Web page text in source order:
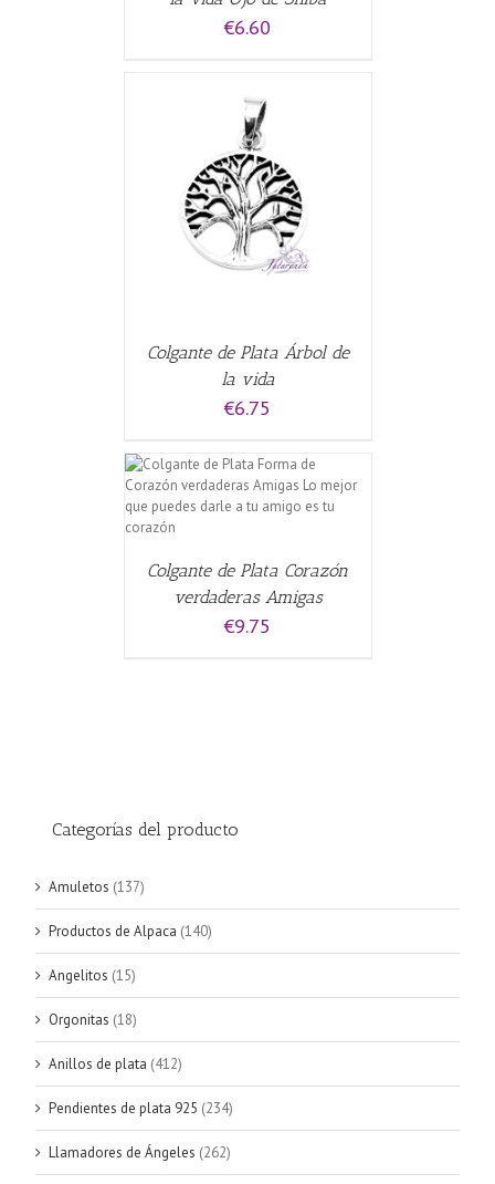
€6.60
Colgante de Plata Árbol de
la vida
€6.75
Colgante de Plata Corazón
verdaderas Amigas
€9.75
Categorías del producto
Amuletos (137)
Productos de Alpaca (140)
Angelitos (15)
Orgonitas (18)
Anillos de plata (412)
Pendientes de plata 925 (234)
Llamadores de Ángeles (262)